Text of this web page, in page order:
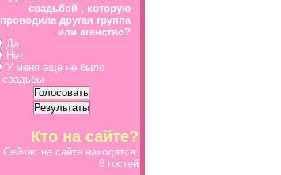
свадьбой , которую
проводила другая группа
или агенство?
Да
Нет
У меня еще не было
свадьбы
Кто на сайте?
Сейчас на сайте находятся:
6 гостей